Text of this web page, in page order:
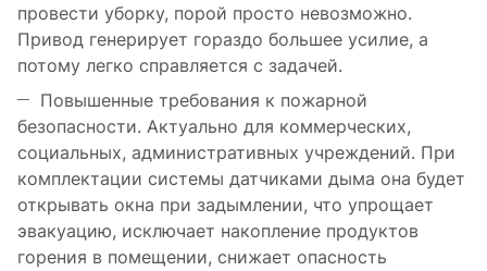
провести уборку, порой просто невозможно.
Привод генерирует гораздо большее усилие, а
потому легко справляется с задачей.
Повышенные требования к пожарной
безопасности. Актуально для коммерческих,
социальных, административных учреждений. При
комплектации системы датчиками дыма она будет
открывать окна при задымлении, что упрощает
эвакуацию, исключает накопление продуктов
горения в помещении, снижает опасность